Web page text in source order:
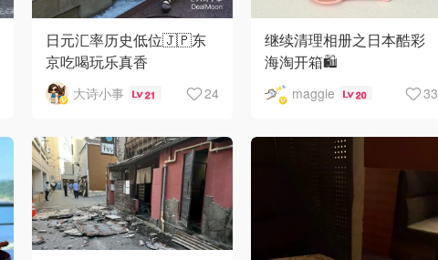
日元汇率历史低位🇯🇵东
京吃喝玩乐真香
大诗小事 21 24
继续清理相册之日本酷彩
海淘开箱🛍️
maggie 20 33